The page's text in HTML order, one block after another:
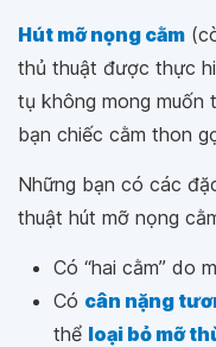
Hút mỡ nọng cằm
thủ thuật được thực
tụ không mong muốn
bạn chiếc cằm thon
Những bạn có các
thuật hút mỡ nọng
Có “hai cằm” do
Có cân nặng
thể loại bỏ mỡ